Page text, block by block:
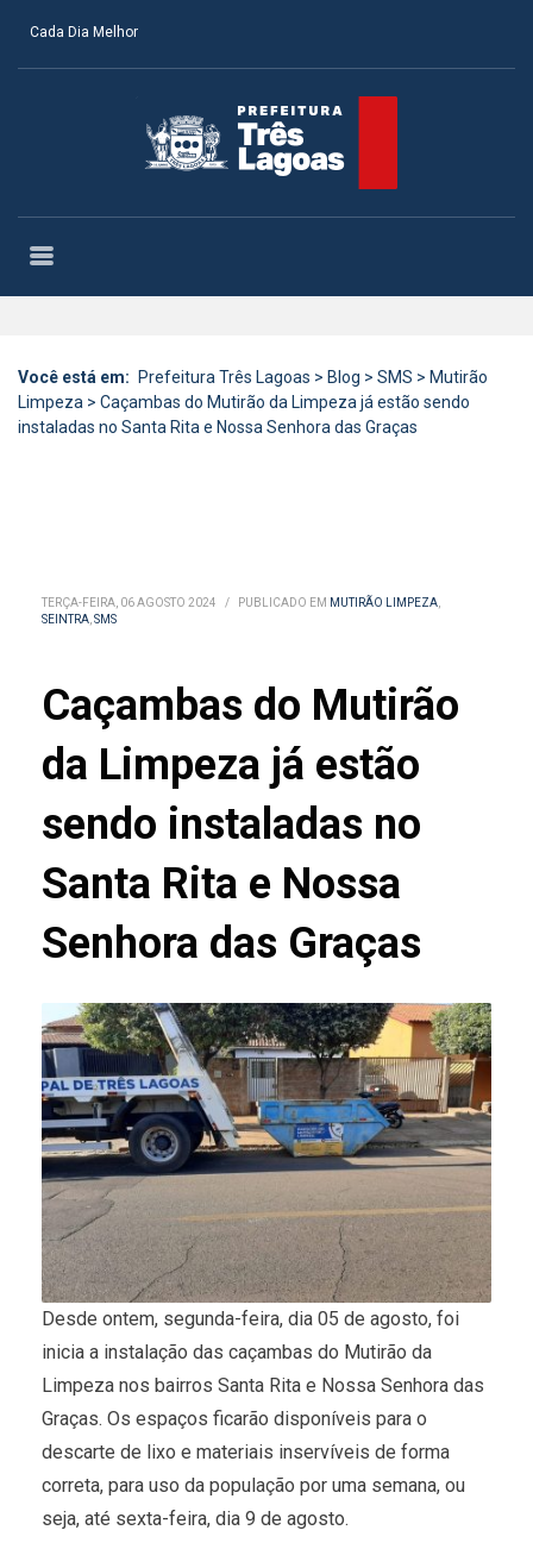
Cada Dia Melhor
Você está em: Prefeitura Três Lagoas > Blog > SMS > Mutirão
Limpeza > Caçambas do Mutirão da Limpeza já estão sendo
instaladas no Santa Rita e Nossa Senhora das Graças
TERÇA-FEIRA, 06 AGOSTO 2024 / PUBLICADO EM MUTIRÃO LIMPEZA,
SEINTRA,SMS
Caçambas do Mutirão
da Limpeza já estão
sendo instaladas no
Santa Rita e Nossa
Senhora das Graças
Desde ontem, segunda-feira, dia 05 de agosto, foi
inicia a instalação das caçambas do Mutirão da
Limpeza nos bairros Santa Rita e Nossa Senhora das
Graças. Os espaços ficarão disponíveis para o
descarte de lixo e materiais inservíveis de forma
correta, para uso da população por uma semana, ou
seja, até sexta-feira, dia 9 de agosto.